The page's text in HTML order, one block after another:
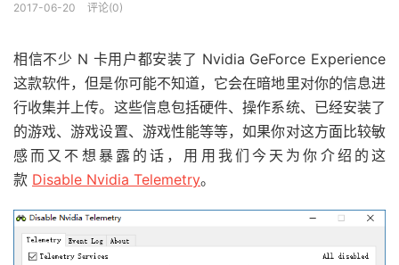
2017-06-20 评论(0)
相信不少 N 卡用户都安装了 Nvidia GeForce Experience
这款软件，但是你可能不知道，它会在暗地里对你的信息进
行收集并上传。这些信息包括硬件、操作系统、已经安装了
的游戏、游戏设置、游戏性能等等，如果你对这方面比较敏
感而又不想暴露的话，用用我们今天为你介绍的这
款 Disable Nvidia Telemetry。